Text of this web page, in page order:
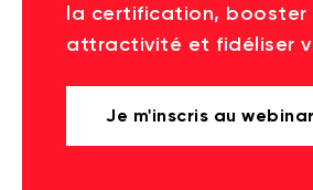
la certification, booster
attractivité et fidéliser
Je m'inscris au webinar